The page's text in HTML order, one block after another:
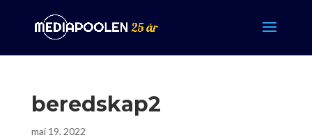
beredskap2
maj 19, 2022